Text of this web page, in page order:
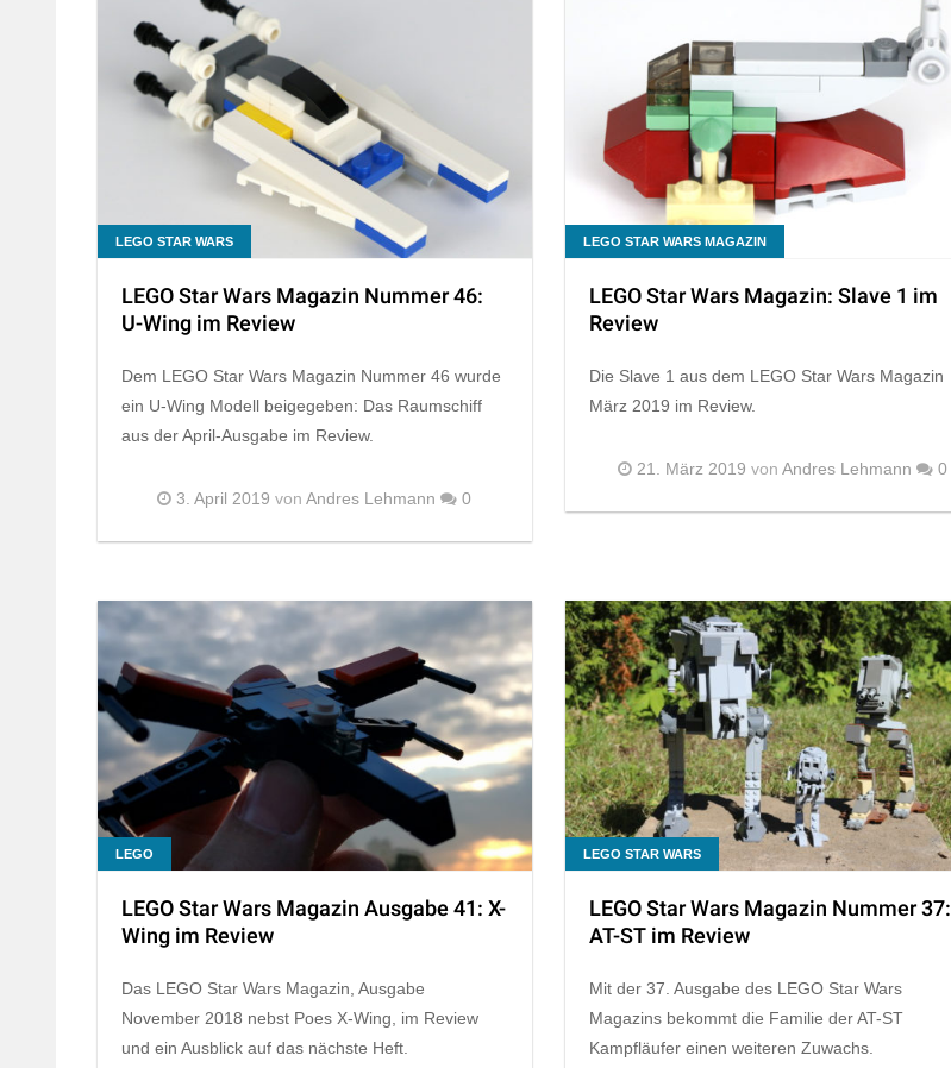
LEGO STAR WARS
LEGO Star Wars Magazin Nummer 46:
U-Wing im Review
Dem LEGO Star Wars Magazin Nummer 46 wurde
ein U-Wing Modell beigegeben: Das Raumschiff
aus der April-Ausgabe im Review.
3. April 2019 vonAndres Lehmann 0
LEGO STAR WARS MAGAZIN
LEGO Star Wars Magazin: Slave 1 im
Review
Die Slave 1 aus dem LEGO Star Wars Magazin
März 2019 im Review.
21. März 2019 von Andres Lehmann 0
LEGO
LEGO Star Wars Magazin Ausgabe 41: X-
Wing im Review
Das LEGO Star Wars Magazin, Ausgabe
November 2018 nebst Poes X-Wing, im Review
und ein Ausblick auf das nächste Heft.
LEGO STAR WARS
LEGO Star Wars Magazin Nummer 37:
AT-ST im Review
Mit der 37. Ausgabe des LEGO Star Wars
Magazins bekommt die Familie der AT-ST
Kampfläufer einen weiteren Zuwachs.